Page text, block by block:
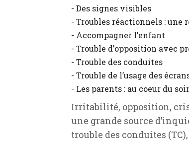
- Des signes visibles
- Troubles réactionnels : une
- Accompagner l’enfant
- Trouble d’opposition avec
- Trouble des conduites
- Trouble de l’usage des
- Les parents : au coeur du
Irritabilité, opposition,
une grande source
trouble des conduites